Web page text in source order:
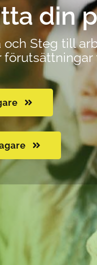
din
och Steg till